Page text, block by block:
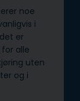
noe
i
er
alle
uten
og i